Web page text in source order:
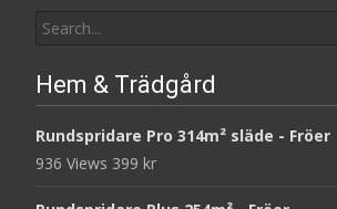
for:
Hem & Trädgård
Rundspridare Pro 314m² släde - Fröer
936 Views 399 kr